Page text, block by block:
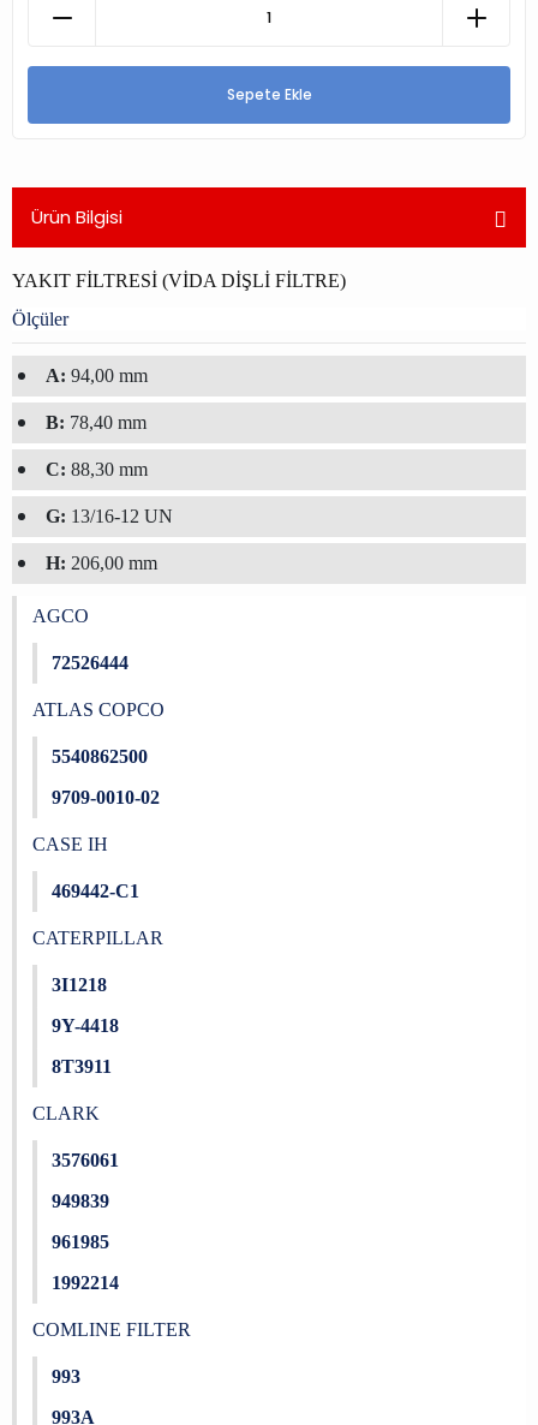
Sepete Ekle
Ürün Bilgisi
YAKIT FİLTRESİ (VİDA DİŞLİ FİLTRE)
Ölçüler
A: 94,00 mm
B: 78,40 mm
C: 88,30 mm
G: 13/16-12 UN
H: 206,00 mm
AGCO
72526444
ATLAS COPCO
5540862500
9709-0010-02
CASE IH
469442-C1
CATERPILLAR
3I1218
9Y-4418
8T3911
CLARK
3576061
949839
961985
1992214
COMLINE FILTER
993
993A